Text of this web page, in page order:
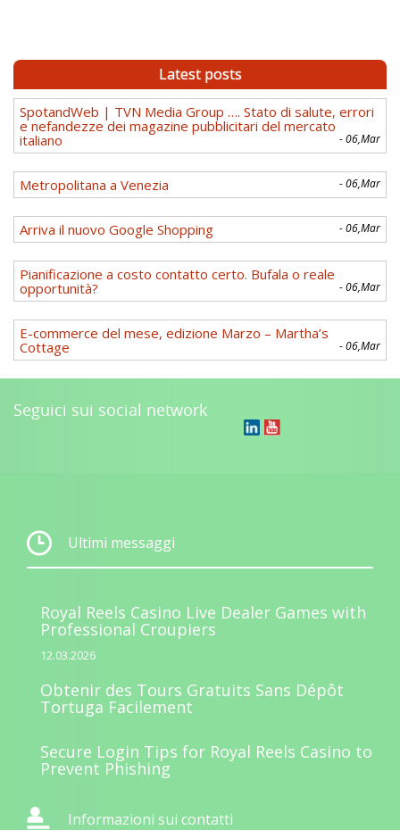
Latest posts
SpotandWeb | TVN Media Group …. Stato di salute, errori
e nefandezze dei magazine pubblicitari del mercato
italiano
- 06,Mar
Metropolitana a Venezia - 06,Mar
Arriva il nuovo Google Shopping - 06,Mar
Pianificazione a costo contatto certo. Bufala o reale
opportunità?
- 06,Mar
E-commerce del mese, edizione Marzo – Martha’s
Cottage
- 06,Mar
Seguici sui social network
Ultimi messaggi
Royal Reels Casino Live Dealer Games with
Professional Croupiers
12.03.2026
Obtenir des Tours Gratuits Sans Dépôt
Tortuga Facilement
Secure Login Tips for Royal Reels Casino to
Prevent Phishing
Informazioni sui contatti